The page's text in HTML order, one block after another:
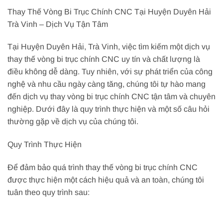
Thay Thế Vòng Bi Trục Chính CNC Tại Huyện Duyên Hải
Trà Vinh – Dịch Vụ Tận Tâm
Tại Huyện Duyên Hải, Trà Vinh, việc tìm kiếm một dịch vụ
thay thế vòng bi trục chính CNC uy tín và chất lượng là
điều không dễ dàng. Tuy nhiên, với sự phát triển của công
nghệ và nhu cầu ngày càng tăng, chúng tôi tự hào mang
đến dịch vụ thay vòng bi trục chính CNC tận tâm và chuyên
nghiệp. Dưới đây là quy trình thực hiện và một số câu hỏi
thường gặp về dịch vụ của chúng tôi.
Quy Trình Thực Hiện
Để đảm bảo quá trình thay thế vòng bi trục chính CNC
được thực hiện một cách hiệu quả và an toàn, chúng tôi
tuân theo quy trình sau: